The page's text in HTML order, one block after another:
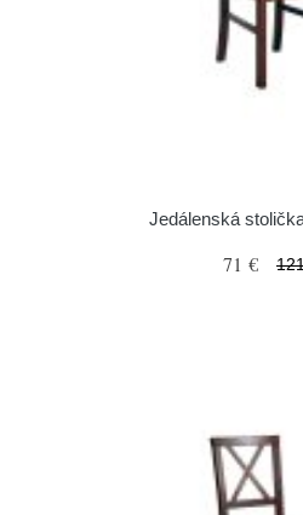
Jedálenská
71 €